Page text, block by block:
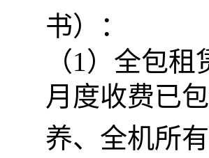
书）：
（1）全包租
月度收费已
养、全机所